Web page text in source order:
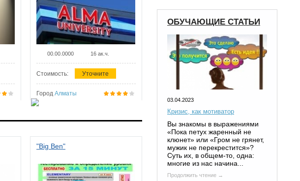
00.00.0000 16 ак.ч.
Стоимость: Уточните
Город Алматы
"Big Ben"
ОБУЧАЮЩИЕ СТАТЬИ
03.04.2023
Кризис, как мотиватор
Вы знакомы в выражениями
«Пока петух жаренный не
клюнет» или «Гром не грянет,
мужик не перекрестится»?
Суть их, в общем-то, одна:
многие из нас начина...
Продолжить чтение →